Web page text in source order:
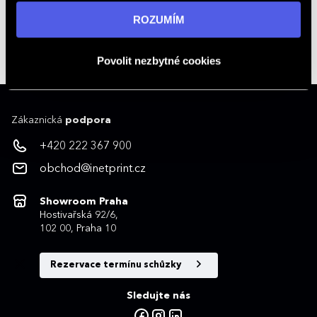
informací navštivte naši stránkuzásadách ochrany
ROZUMÍM
Povolit nezbytné cookies
+420 222 367 900
Kontakty na obchodníky
Zákaznická podpora
+420 222 367 900
obchod@inetprint.cz
Showroom Praha
Hostivařská 92/6,
102 00, Praha 10
Rezervace termínu schůzky
Sledujte nás